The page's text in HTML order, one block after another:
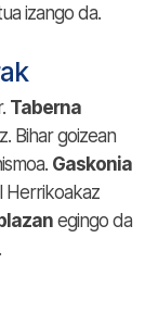
izango da.
Taberna
Bihar goizean
Gaskonia
Herrikoakaz
egingo da